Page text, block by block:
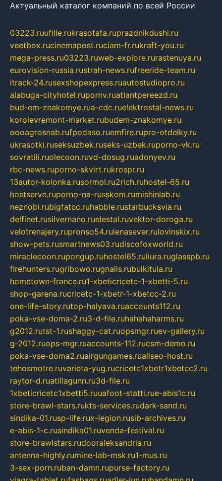
Актуальный каталог компаний по всей России
03223.ruufille.rukrasotata.ruprazdnikdushi.ru
veetbox.rucinemapost.ruciam-fr.rukraft-you.ru
mega-press.ru03223.ruweb-explore.rurastenuya.ru
eurovision-russia.rustrah-news.rufreeride-team.ru
itrack-24.rusexshopexpress.ruautostudiopro.ru
alabuga-cityhotel.rupornv.ruatlantpereezd.ru
bud-em-znakomye.rua-cdc.ruelektrostal-news.ru
korolevremont-market.rubudem-znakomye.ru
oooagrosnab.rufpodaso.ruemfire.rupro-otdelky.ru
ukrasotki.ruseksuzbek.ruseks-uzbek.ruporno-vk.ru
sovratili.ruolecoon.ruvd-dosug.ruadonyev.ru
rbc-news.ruporno-skvirt.rukrospr.ru
13autor-kolonka.rusormol.ru2rich.ruhostel-65.ru
hostserve.ruporno-na-russkom.rumishinlab.ru
neznobi.rubigfatcc.ruhabble.rustarbucksvia.ru
delfinet.rusilvernano.ruelestal.ruvektor-doroga.ru
velotrenajery.rupronso54.rulenasever.rulovinskix.ru
show-pets.rusmartnews03.rudiscofoxworld.ru
miraclecoon.rupongup.ruhostel65.ruliura.ruglasspb.ru
firehunters.rugribowo.rugnalis.rubulkitula.ru
hometown-france.ru1-xbeticricetc-1-xbetti-5.ru
shop-garena.rucricetc-1-xbetr-1-xbetcc-2.ru
one-life-story.rutop-halyava.ruaccounts112.ru
poka-vse-doma-2.ru3-d-file.ruhahahaharms.ru
g2012.rutst-1.rushaggy-cat.ruopsmgr.ruev-gallery.ru
g-2012.ruops-mgr.ruaccounts-112.rucsm-demo.ru
poka-vse-doma2.ruairgungames.ruallseo-host.ru
tehosmotre.ruvarieta-yug.rucricetc1xbetr1xbetcc2.ru
raytor-d.ruatillagunn.ru3d-file.ru
1xbeticricetc1xbetti5.ruuafoot-statti.rue-abis1c.ru
store-brawl-stars.rukts-services.rudark-sand.ru
sindika-01.rusp-life.rux-legion.rusib-archives.ru
e-abis-1-c.rusindika01.ruvenda-festival.ru
store-brawlstars.rudooraleksandria.ru
antenna-highly.rumine-lab-msk.ru1-mus.ru
3-sex-porn.ruban-damn.rupurse-factory.ru